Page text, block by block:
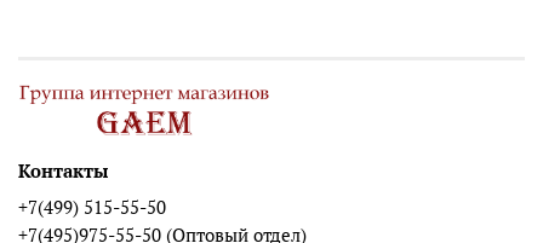
Контакты
+7(499) 515-55-50
+7(495)975-55-50 (Оптовый отдел)